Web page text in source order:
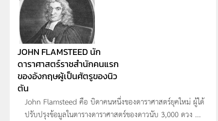
JOHN FLAMSTEED นัก
ดาราศาสตร์ราชสำนักคนแรก
ของอังกฤษผู้เป็นศัตรูของนิว
ตัน
John Flamsteed คือ บิดาคนหนึ่งของดาราศาสตร์ยุคใหม่ ผู้ได้
ปรับปรุงข้อมูลในตารางดาราศาสตร์ของดาวนับ 3,000 ดวง ...